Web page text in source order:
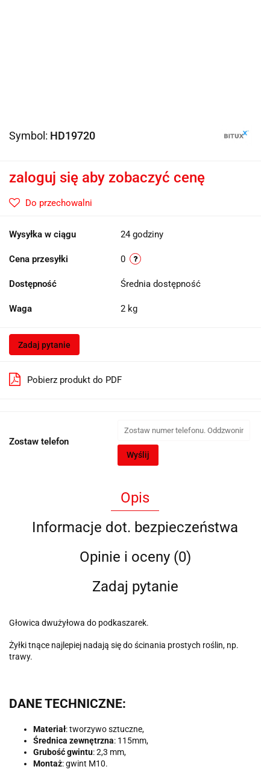
Symbol: HD19720
zaloguj się aby zobaczyć cenę
Do przechowalni
Wysyłka w ciągu 24 godziny
Cena przesyłki 0
Dostępność Średnia dostępność
Waga 2 kg
Zadaj pytanie
Pobierz produkt do PDF
Zostaw telefon
Wyślij
Opis
Informacje dot. bezpieczeństwa
Opinie i oceny (0)
Zadaj pytanie
Głowica dwużyłowa do podkaszarek.
Żyłki tnące najlepiej nadają się do ścinania prostych roślin, np.
trawy.
DANE TECHNICZNE:
Materiał: tworzywo sztuczne,
Średnica zewnętrzna: 115mm,
Grubość gwintu: 2,3 mm,
Montaż: gwint M10.